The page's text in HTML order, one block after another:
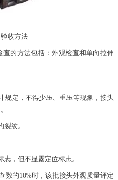
收方法
的方法包括：外观检查和单向拉伸
规定，不得少压、重压等现象，接头
裂纹。
志，但不显露定位标志。
数的10%时，该批接头外观质量评定